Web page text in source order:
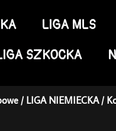
LIGA MLS
SZKOCKA
/LIGA NIEMIECKA/